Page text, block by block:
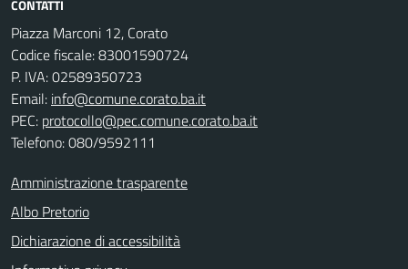
CONTATTI
Piazza Marconi 12, Corato
Codice fiscale: 83001590724
P. IVA: 02589350723
Email: info@comune.corato.ba.it
PEC: protocollo@pec.comune.corato.ba.it
Telefono: 080/9592111
Amministrazione trasparente
Albo Pretorio
Dichiarazione di accessibilità